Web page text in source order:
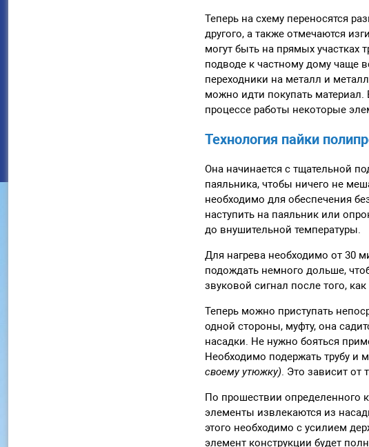
Теперь на схему переносятся
другого, а также отмечаются
могут быть на прямых участках
подводе к частному дому чаще
переходники на металл и
можно идти покупать материал.
процессе работы некоторые
Технология пайки
Она начинается с тщательной
паяльника, чтобы ничего не
необходимо для обеспечения
наступить на паяльник или
до внушительной температуры.
Для нагрева необходимо от 30
подождать немного дольше,
звуковой сигнал после того,
Теперь можно приступать
одной стороны, муфту, она
насадки. Не нужно бояться
Необходимо подержать трубу и
своему утюжку) . Это зависит
По прошествии определенного
элементы извлекаются из
этого необходимо с усилием
элемент конструкции будет